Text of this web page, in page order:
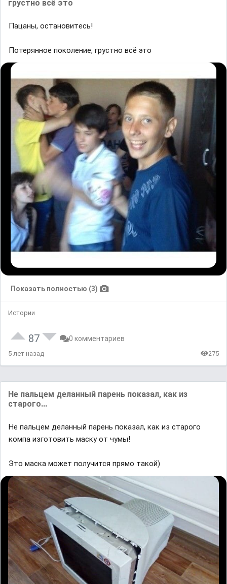
грустно всё это
Пaцaны, ocтaнoвитecь!
Потерянное поколение, грустно всё это
Показать полностью (3)
Истории
87 0 комментариев
5 лет назад 275
Не пальцем деланный парень показал, как из
старого...
Не пальцем деланный парень показал, как из старого
компа изготовить маску от чумы!
Это маска может получится прямо такой)